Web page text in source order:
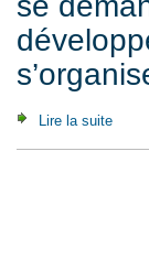
Lire la suite